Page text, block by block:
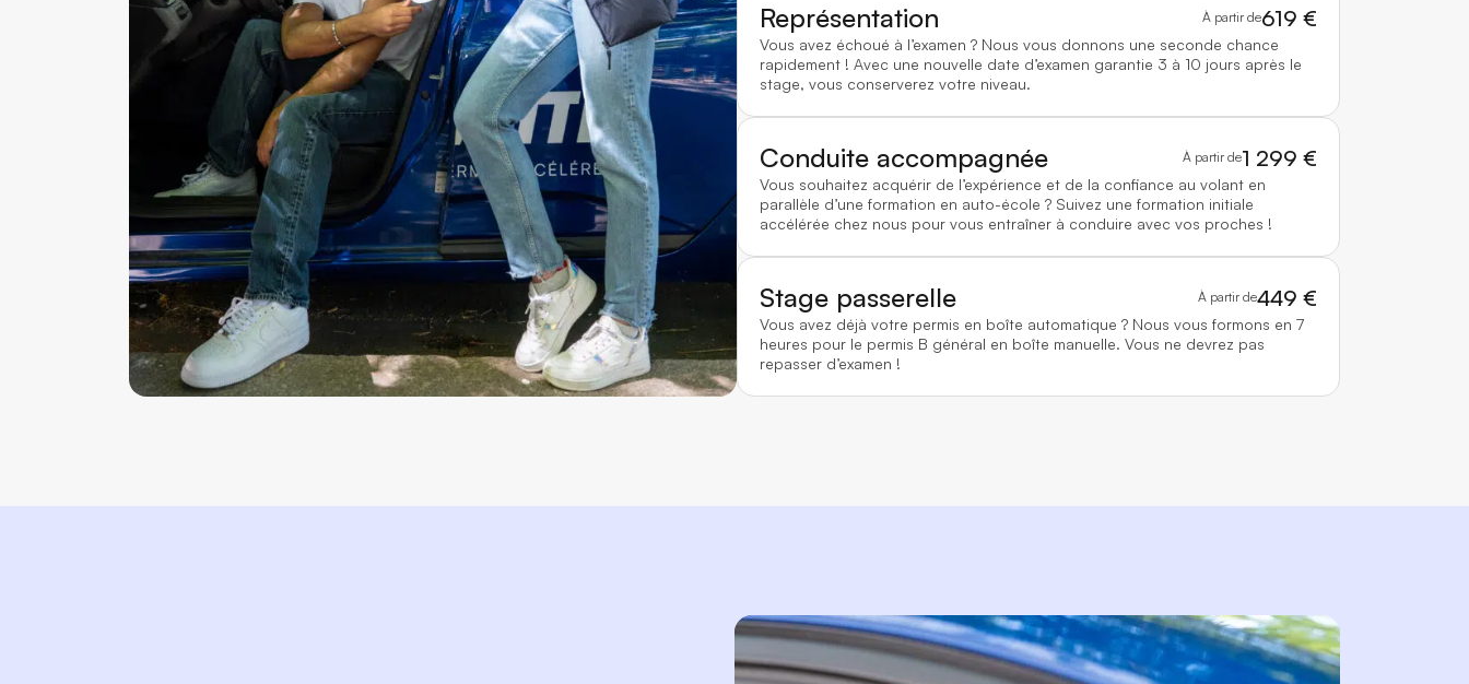
Représentation À partir de619 €
Vous avez échoué à l’examen ? Nous vous donnons une seconde chance
rapidement ! Avec une nouvelle date d’examen garantie 3 à 10 jours après le
stage, vous conserverez votre niveau.
Conduite accompagnée À partir de1 299 €
Vous souhaitez acquérir de l’expérience et de la confiance au volant en
parallèle d’une formation en auto-école ? Suivez une formation initiale
accélérée chez nous pour vous entraîner à conduire avec vos proches !
Stage passerelle À partir de449 €
Vous avez déjà votre permis en boîte automatique ? Nous vous formons en 7
heures pour le permis B général en boîte manuelle. Vous ne devrez pas
repasser d’examen !